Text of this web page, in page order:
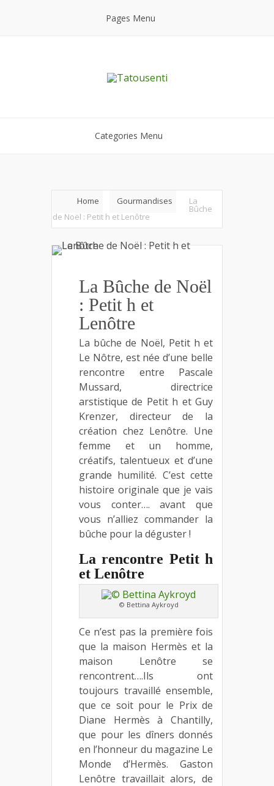
Pages Menu
Categories Menu
Home Gourmandises La
Bûche
de Noël : Petit h et Lenôtre
La Bûche de Noël
: Petit h et
Lenôtre
La bûche de Noël, Petit h et
Le Nôtre, est née d’une belle
rencontre entre Pascale
Mussard, directrice
arstistique de Petit h et Guy
Krenzer, directeur de la
création chez Lenôtre. Une
femme et un homme,
créatifs, talentueux et d’une
grande humilité. C’est cette
histoire originale que je vais
vous conter…. avant que
vous n’alliez commander la
bûche pour la déguster !
La rencontre Petit h
et Lenôtre
© Bettina Aykroyd
Ce n’est pas la première fois
que la maison Hermès et la
maison Lenôtre se
rencontrent….Ils ont
toujours travaillé ensemble,
que ce soit pour le Prix de
Diane Hermès à Chantilly,
que pour les dîners donnés
en l’honneur du magazine Le
Monde d’Hermès. Gaston
Lenôtre travaillait alors, de